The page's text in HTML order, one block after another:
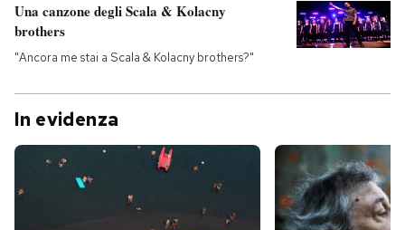
Una canzone degli Scala & Kolacny
brothers
"Ancora me stai a Scala & Kolacny brothers?"
In evidenza